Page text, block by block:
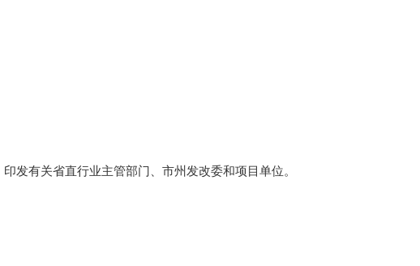
印发有关省直行业主管部门 、市州发改委和项目单位。